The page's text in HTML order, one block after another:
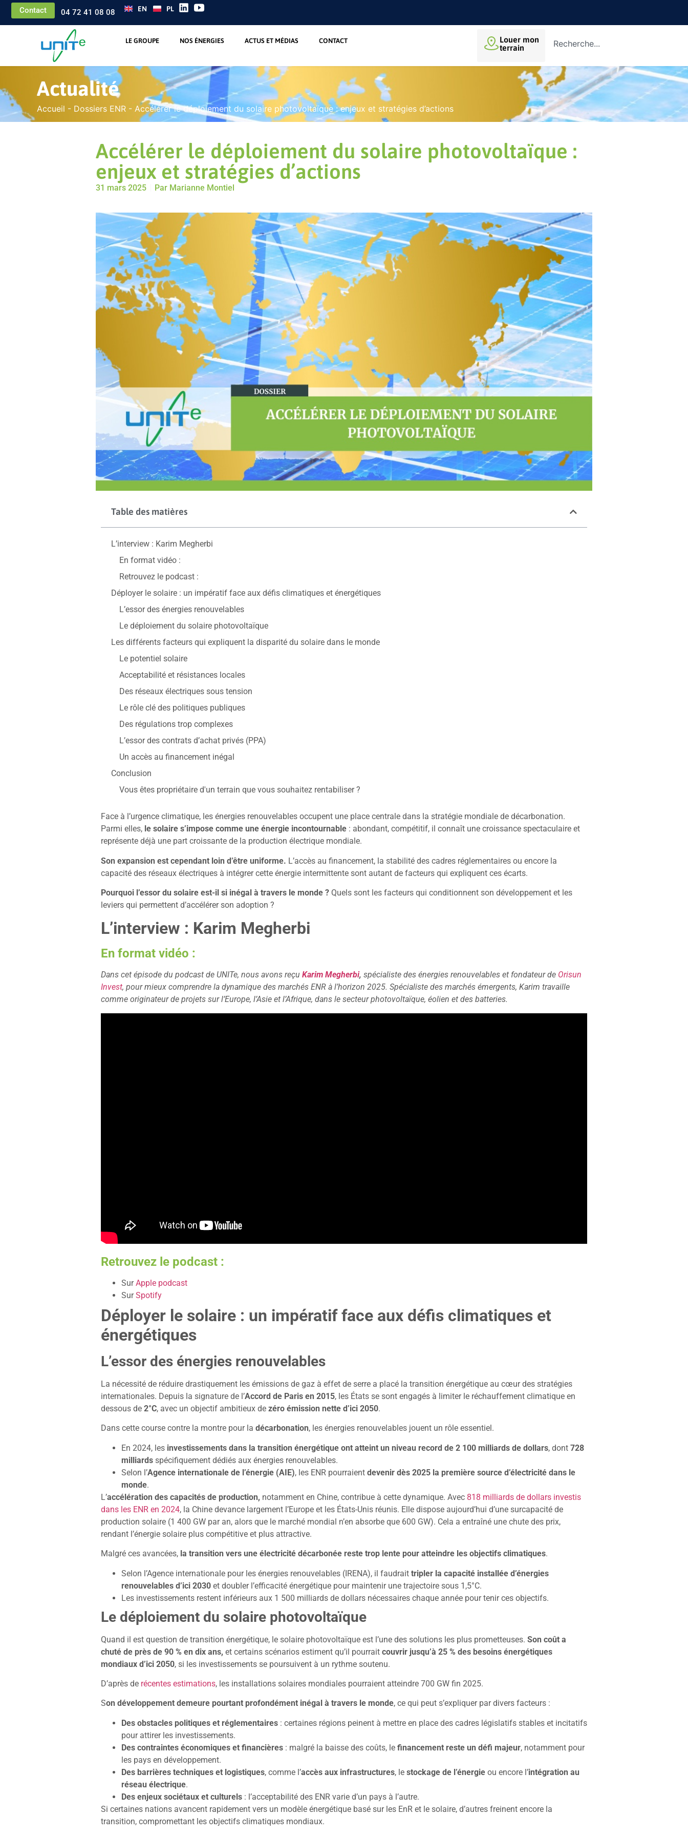
Contact 04 72 41 08 08 EN PL
LE GROUPE NOS ÉNERGIES ACTUS ET MÉDIAS CONTACT
Louer mon
terrain
Actualité
Accueil - Dossiers ENR - Accélérer le déploiement du solaire photovoltaïque : enjeux et stratégies d’actions
Accélérer le déploiement du solaire photovoltaïque :
enjeux et stratégies d’actions
31 mars 2025 Par Marianne Montiel
Table des matières
L’interview : Karim Megherbi
En format vidéo :
Retrouvez le podcast :
Déployer le solaire : un impératif face aux défis climatiques et énergétiques
L’essor des énergies renouvelables
Le déploiement du solaire photovoltaïque
Les différents facteurs qui expliquent la disparité du solaire dans le monde
Le potentiel solaire
Acceptabilité et résistances locales
Des réseaux électriques sous tension
Le rôle clé des politiques publiques
Des régulations trop complexes
L’essor des contrats d’achat privés (PPA)
Un accès au financement inégal
Conclusion
Vous êtes propriétaire d'un terrain que vous souhaitez rentabiliser ?
Face à l’urgence climatique, les énergies renouvelables occupent une place centrale dans la stratégie mondiale de décarbonation.
Parmi elles, le solaire s’impose comme une énergie incontournable : abondant, compétitif, il connaît une croissance spectaculaire et
représente déjà une part croissante de la production électrique mondiale.
Son expansion est cependant loin d’être uniforme. L’accès au financement, la stabilité des cadres réglementaires ou encore la
capacité des réseaux électriques à intégrer cette énergie intermittente sont autant de facteurs qui expliquent ces écarts.
Pourquoi l’essor du solaire est-il si inégal à travers le monde ? Quels sont les facteurs qui conditionnent son développement et les
leviers qui permettent d’accélérer son adoption ?
L’interview : Karim Megherbi
En format vidéo :
Dans cet épisode du podcast de UNITe, nous avons reçu Karim Megherbi, spécialiste des énergies renouvelables et fondateur de Orisun
Invest, pour mieux comprendre la dynamique des marchés ENR à l’horizon 2025. Spécialiste des marchés émergents, Karim travaille
comme originateur de projets sur l’Europe, l’Asie et l’Afrique, dans le secteur photovoltaïque, éolien et des batteries.
Retrouvez le podcast :
SurApple podcast
SurSpotify
Déployer le solaire : un impératif face aux défis climatiques et
énergétiques
L’essor des énergies renouvelables
La nécessité de réduire drastiquement les émissions de gaz à effet de serre a placé la transition énergétique au cœur des stratégies
internationales. Depuis la signature de l’Accord de Paris en 2015, les États se sont engagés à limiter le réchauffement climatique en
dessous de 2°C, avec un objectif ambitieux de zéro émission nette d’ici 2050.
Dans cette course contre la montre pour la décarbonation, les énergies renouvelables jouent un rôle essentiel.
En 2024, les investissements dans la transition énergétique ont atteint un niveau record de 2 100 milliards de dollars, dont 728
milliards spécifiquement dédiés aux énergies renouvelables.
Selon l’Agence internationale de l’énergie (AIE), les ENR pourraient devenir dès 2025 la première source d’électricité dans le
monde.
L’accélération des capacités de production, notamment en Chine, contribue à cette dynamique. Avec 818 milliards de dollars investis
dans les ENR en 2024, la Chine devance largement l’Europe et les États-Unis réunis. Elle dispose aujourd’hui d’une surcapacité de
production solaire (1 400 GW par an, alors que le marché mondial n’en absorbe que 600 GW). Cela a entraîné une chute des prix,
rendant l’énergie solaire plus compétitive et plus attractive.
Malgré ces avancées, la transition vers une électricité décarbonée reste trop lente pour atteindre les objectifs climatiques.
Selon l’Agence internationale pour les énergies renouvelables (IRENA), il faudrait tripler la capacité installée d’énergies
renouvelables d’ici 2030 et doubler l’efficacité énergétique pour maintenir une trajectoire sous 1,5°C.
Les investissements restent inférieurs aux 1 500 milliards de dollars nécessaires chaque année pour tenir ces objectifs.
Le déploiement du solaire photovoltaïque
Quand il est question de transition énergétique, le solaire photovoltaïque est l’une des solutions les plus prometteuses. Son coût a
chuté de près de 90 % en dix ans, et certains scénarios estiment qu’il pourrait couvrir jusqu’à 25 % des besoins énergétiques
mondiaux d’ici 2050, si les investissements se poursuivent à un rythme soutenu.
D’après de récentes estimations, les installations solaires mondiales pourraient atteindre 700 GW fin 2025.
Son développement demeure pourtant profondément inégal à travers le monde, ce qui peut s’expliquer par divers facteurs :
Des obstacles politiques et réglementaires : certaines régions peinent à mettre en place des cadres législatifs stables et incitatifs
pour attirer les investissements.
Des contraintes économiques et financières : malgré la baisse des coûts, le financement reste un défi majeur, notamment pour
les pays en développement.
Des barrières techniques et logistiques, comme l’accès aux infrastructures, le stockage de l’énergie ou encore l’intégration au
réseau électrique.
Des enjeux sociétaux et culturels : l’acceptabilité des ENR varie d’un pays à l’autre.
Si certaines nations avancent rapidement vers un modèle énergétique basé sur les EnR et le solaire, d’autres freinent encore la
transition, compromettant les objectifs climatiques mondiaux.